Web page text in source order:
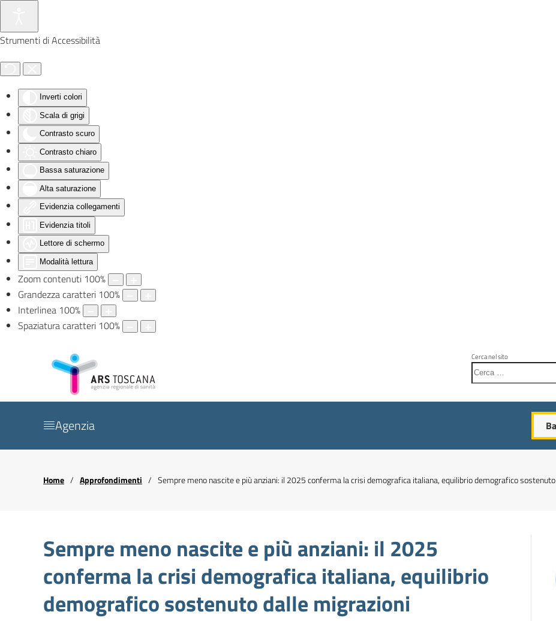
Strumenti di Accessibilità
Inverti colori
Scala di grigi
Contrasto scuro
Contrasto chiaro
Bassa saturazione
Alta saturazione
Evidenzia collegamenti
Evidenzia titoli
Lettore di schermo
Modalità lettura
Zoom contenuti 100%
Grandezza caratteri 100%
Interlinea 100%
Spaziatura caratteri 100%
Skip to main content
Cerca nel sito
Agenzia
Home Approfondimenti Sempre meno nascite e più anziani: il 2025 conferma la crisi demografica italiana, equilibrio demografico
Sempre meno nascite e più anziani: il 2025
conferma la crisi demografica italiana, equilibrio
demografico sostenuto dalle migrazioni